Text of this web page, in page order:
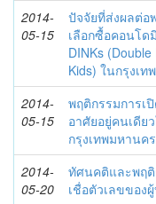
2014-
05-15
ปัจจัยที่ส่งผลต่อ
เลือกซื้อคอนโด
DINKs
Kids) ในกรุงเท
2014-
05-15
พฤติกรรมการเ
อาศัยอยู่คนเดีย
กรุงเทพมหาน
2014-
05-20
ทัศนคติและพฤ
เชื่อตัวเลขของ